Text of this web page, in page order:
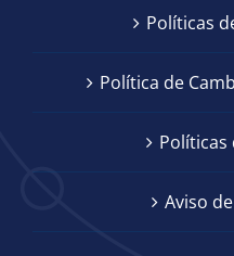
Políticas
Política de
Políticas
Aviso